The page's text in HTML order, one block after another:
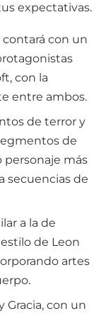
expectativas.
con un
con la
entre ambos.
de terror y
de
más
secuencias de
a la de
de Leon
artes
Gracia, con un